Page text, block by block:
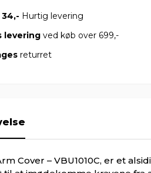
34,- Hurtig levering
levering ved køb over 699,-
returret
Cover – VBU1010C, er et